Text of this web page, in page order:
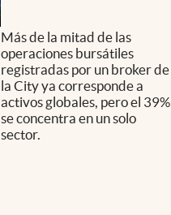
Más de la mitad de las
operaciones bursátiles
registradas por un broker de
la City ya corresponde a
activos globales, pero el 39%
se concentra en un solo
sector.